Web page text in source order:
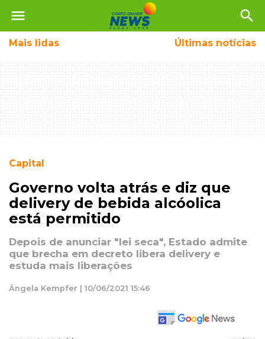
menu search
Mais lidas Últimas notícias
Capital
Governo volta atrás e diz que
delivery de bebida alcóolica
está permitido
Depois de anunciar "lei seca", Estado admite
que brecha em decreto libera delivery e
estuda mais liberações
Ângela Kempfer | 10/06/2021 15:46